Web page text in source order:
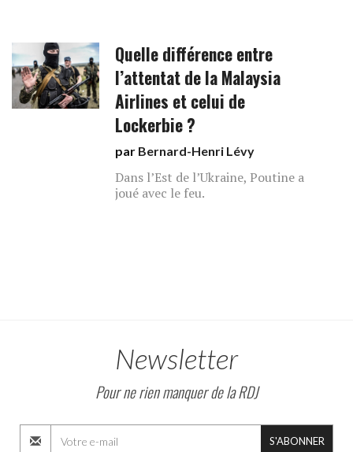
Quelle différence entre
l’attentat de la Malaysia
Airlines et celui de
Lockerbie ?
par Bernard-Henri Lévy
Dans l’Est de l’Ukraine, Poutine a
joué avec le feu.
Newsletter
Pour ne rien manquer de la RDJ
S'ABONNER